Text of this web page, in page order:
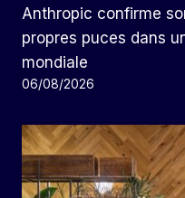
Anthropic confirme
propres puces dans
mondiale
06/08/2026